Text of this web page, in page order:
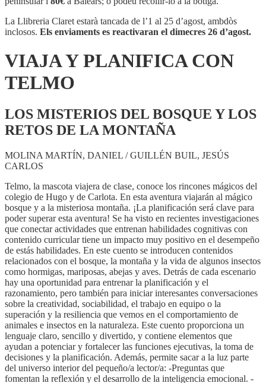
CON
TELMO
La Llibreria Claret estarà tancada de l’1 al 25 d’agost, ambdòs
inclosos. Els enviaments es reactivaran el dimecres 26 d’agost.
VIAJA Y PLANIFICA CON
TELMO
LOS MISTERIOS DEL BOSQUE Y LOS
RETOS DE LA MONTAÑA
MOLINA MARTÍN, DANIEL / GUILLÉN BUIL, JESÚS
CARLOS
Telmo, la mascota viajera de clase, conoce los rincones mágicos del
colegio de Hugo y de Carlota. En esta aventura viajarán al mágico
bosque y a la misteriosa montaña. ¡La planificación será clave para
poder superar esta aventura! Se ha visto en recientes investigaciones
que conectar actividades que entrenan habilidades cognitivas con
contenido curricular tiene un impacto muy positivo en el desempeño
de estás habilidades. En este cuento se introducen contenidos
relacionados con el bosque, la montaña y la vida de algunos insectos
como hormigas, mariposas, abejas y aves. Detrás de cada escenario
hay una oportunidad para entrenar la planificación y el
razonamiento, pero también para iniciar interesantes conversaciones
sobre la creatividad, sociabilidad, el trabajo en equipo o la
superación y la resiliencia que vemos en el comportamiento de
animales e insectos en la naturaleza. Este cuento proporciona un
lenguaje claro, sencillo y divertido, y contiene elementos que
ayudan a potenciar y fortalecer las funciones ejecutivas, la toma de
decisiones y la planificación. Además, permite sacar a la luz parte
del universo interior del pequeño/a lector/a: -Preguntas que
fomentan la reflexión y el desarrollo de la inteligencia emocional. -